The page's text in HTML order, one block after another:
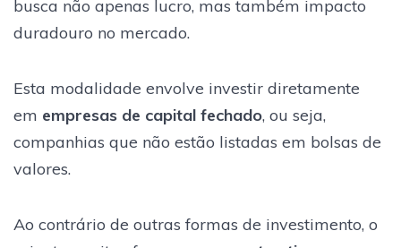
busca não apenas lucro, mas também impacto
duradouro no mercado.
Esta modalidade envolve investir diretamente
em empresas de capital fechado, ou seja,
companhias que não estão listadas em bolsas de
valores.
Ao contrário de outras formas de investimento, o